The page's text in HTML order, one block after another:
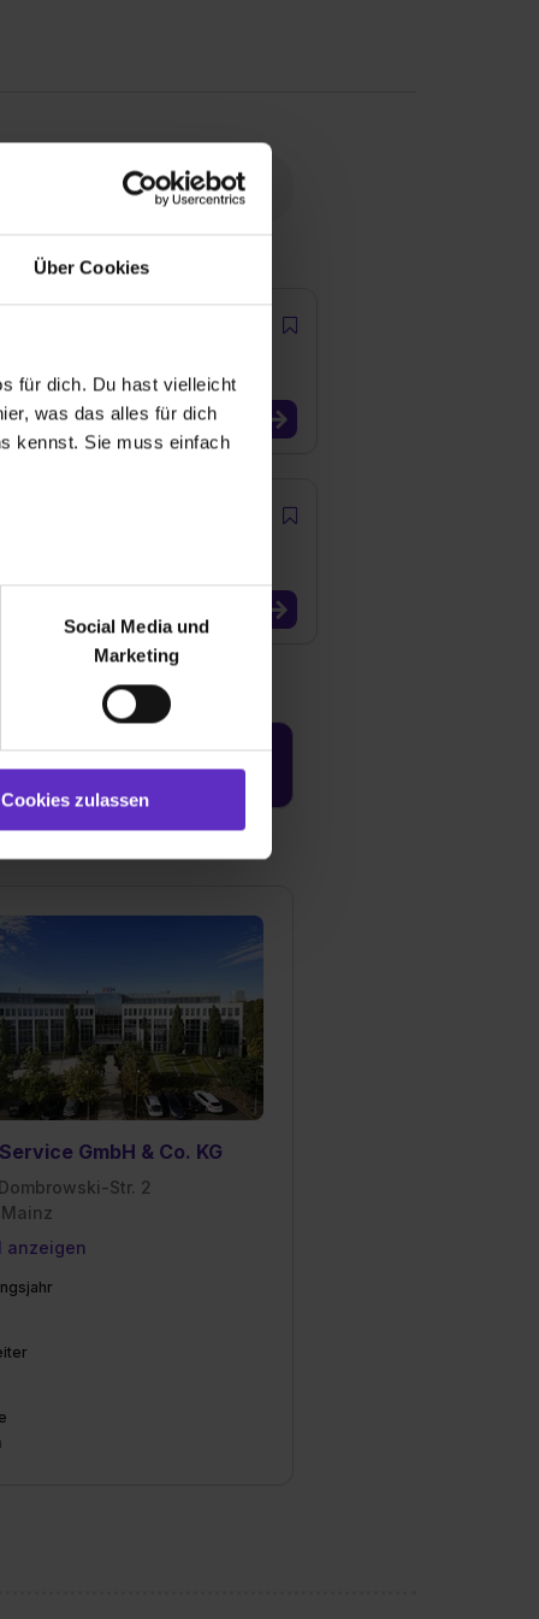
Über Cookies
für dich. Du hast vielleicht
was das alles für dich
kennst. Sie muss einfach
bei Benutzung der
zu analysieren
Medien, Werbung
bereitgestellt hast oder die
auch damit
Media und Marketing“
dir erteilte Einwilligung
dem Punkt
du durch Klick auf
Social Media und
Marketing
Cookies zulassen
Jetzt aktivieren
GmbH & Co. KG
Str. 2
anzeigen